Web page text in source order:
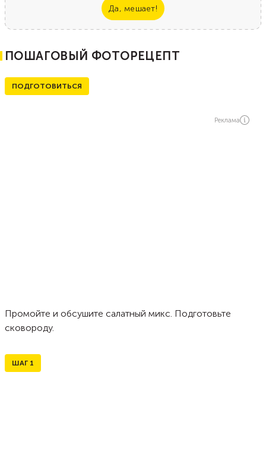
Да, мешает!
ПОШАГОВЫЙ ФОТОРЕЦЕПТ
ПОДГОТОВИТЬСЯ
Реклама
Промойте и обсушите салатный микс. Подготовьте
сковороду.
ШАГ 1